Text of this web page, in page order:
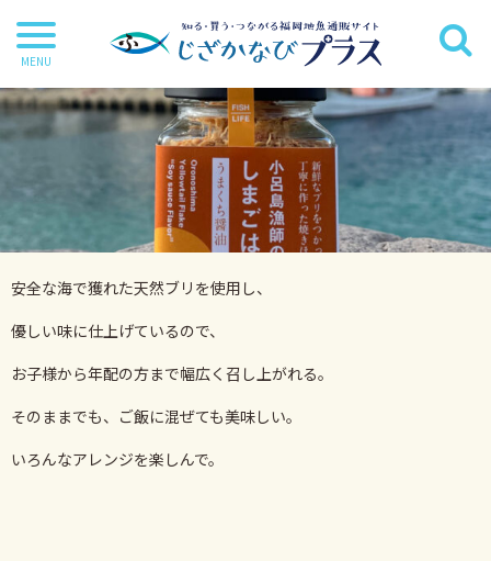
干物
茶漬け・炊き込み等
鍋・麺類
海苔
海藻
だし・調味料
詰合せ・ギフトセット
安全な海で獲れた天然ブリを使用し、
優しい味に仕上げているので、
お子様から年配の方まで幅広く召し上がれる。
そのままでも、ご飯に混ぜても美味しい。
いろんなアレンジを楽しんで。